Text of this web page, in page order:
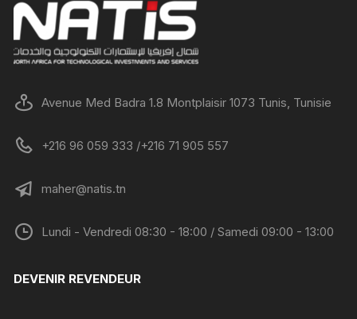
Avenue Med Badra 1.8 Montplaisir 1073 Tunis, Tunisie
+216 96 059 333 /+216 71 905 557
maher@natis.tn
Lundi - Vendredi 08:30 - 18:00 / Samedi 09:00 - 13:00
DEVENIR REVENDEUR